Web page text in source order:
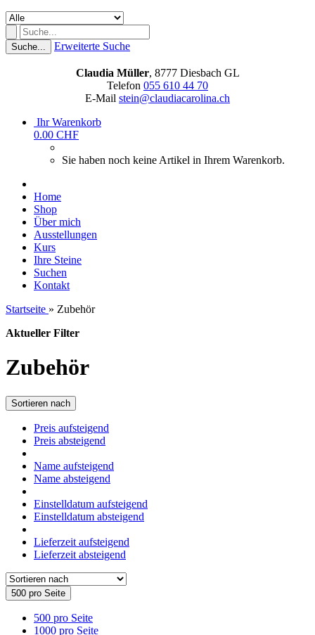
Suche... Erweiterte Suche
Claudia Müller, 8777 Diesbach GL
Telefon 055 610 44 70
E-Mail stein@claudiacarolina.ch
Ihr Warenkorb
0.00 CHF
Sie haben noch keine Artikel in Ihrem Warenkorb.
Home
Shop
Über mich
Ausstellungen
Kurs
Ihre Steine
Suchen
Kontakt
Startseite » Zubehör
Aktueller Filter
Zubehör
Sortieren nach
Preis aufsteigend
Preis absteigend
Name aufsteigend
Name absteigend
Einstelldatum aufsteigend
Einstelldatum absteigend
Lieferzeit aufsteigend
Lieferzeit absteigend
500 pro Seite
500 pro Seite
1000 pro Seite